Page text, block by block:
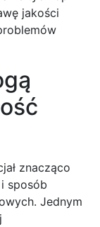
jakości
znacząco
sposób
Jednym